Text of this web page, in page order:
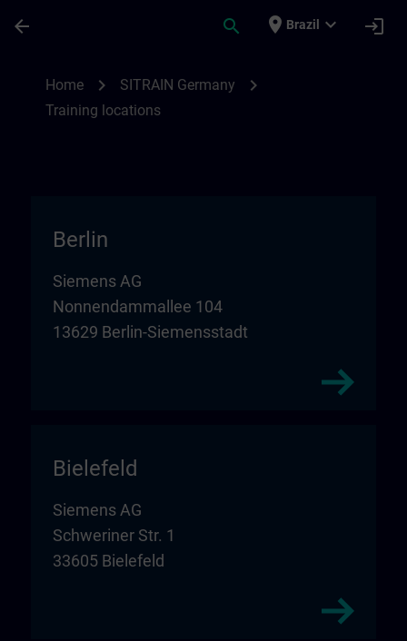
arrow_back search place Brazil expand_more login
Home chevron_right SITRAIN Germany chevron_right
Training locations
Berlin
Siemens AG
Nonnendammallee 104
13629 Berlin-Siemensstadt
Bielefeld
Siemens AG
Schweriner Str. 1
33605 Bielefeld